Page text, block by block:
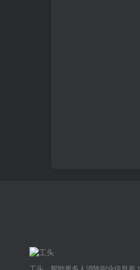
工头，帮助更多人消除副业信息差！